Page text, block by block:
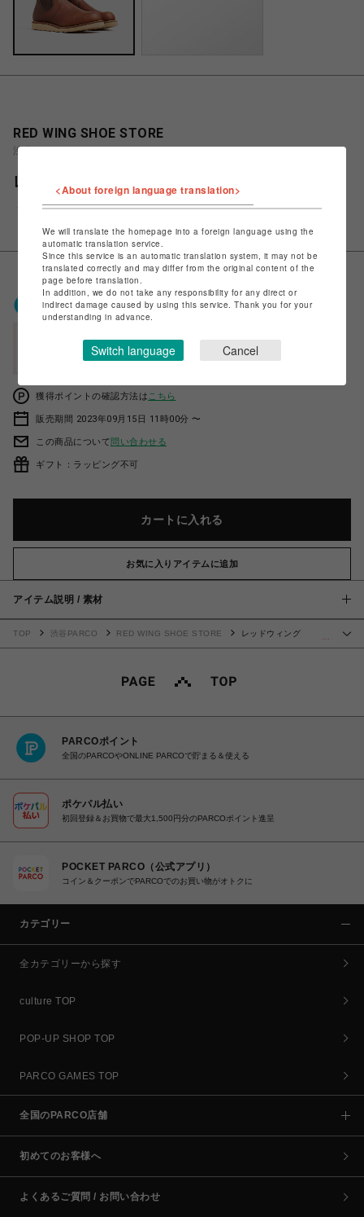
RED WING SHOE STORE
渋谷PARCO
レッドウィング CLASSIC CHELSEA 3190
￥48,400
ポケパル払いで 0〜0 ポイント
（1P=1円）※キャンペーン分除く
会員登録後、ポケパル払い初回登録&利用で
最大1,500円分ポイント進呈
獲得ポイントの確認方法は こちら
販売期間 2023年09月15日 11時00分 〜
この商品について問い合わせる
ギフト：ラッピング不可
カートに入れる
お気に入りアイテムに追加
アイテム説明 / 素材
TOP 渋谷PARCO RED WING SHOE STORE
レッドウィング
PARCOポイント
全国のPARCOやONLINE PARCOで貯まる＆使える
ポケパル払い
初回登録＆お買物で最大1,500円分のPARCOポイント進呈
POCKET PARCO（公式アプリ）
コイン＆クーポンでPARCOでのお買い物がオトクに
カテゴリー
全カテゴリーから探す
culture TOP
POP-UP SHOP TOP
PARCO GAMES TOP
全国のPARCO店舗
初めてのお客様へ
よくあるご質問 / お問い合わせ
<About foreign language translation>
We will translate the homepage into a foreign language using the
automatic translation service.
Since this service is an automatic translation system, it may not be
translated correctly and may differ from the original content of the
page before translation.
In addition, we do not take any responsibility for any direct or
indirect damage caused by using this service. Thank you for your
understanding in advance.
Switch language Cancel